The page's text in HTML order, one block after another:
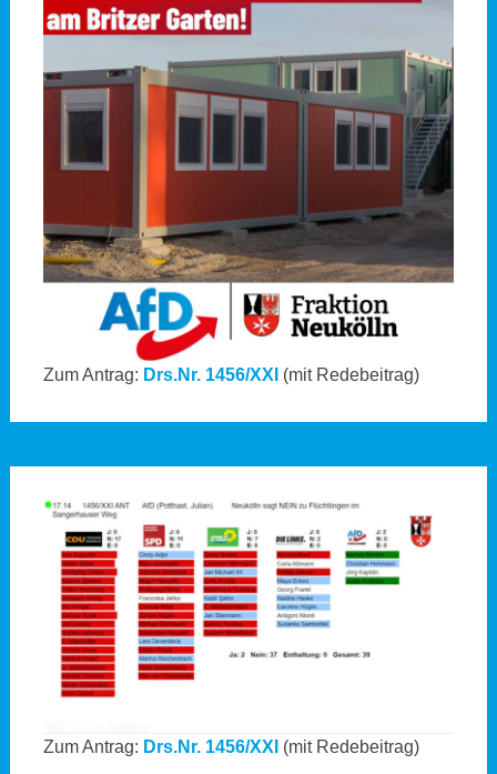
Zum Antrag: Drs.Nr. 1456/XXI (mit Redebeitrag)
Zum Antrag: Drs.Nr. 1456/XXI (mit Redebeitrag)